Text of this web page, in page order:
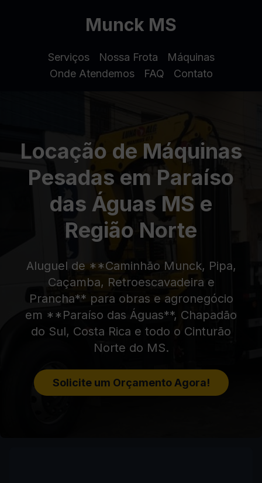
Munck MS
Serviços Nossa Frota
Máquinas
Onde Atendemos
FAQ Contato
Locação de Máquinas
Pesadas em Paraíso
das Águas MS e
Região Norte
Aluguel de **Caminhão Munck, Pipa,
Caçamba, Retroescavadeira e
Prancha** para obras e agronegócio
em **Paraíso das Águas**, Chapadão
do Sul, Costa Rica e todo o Cinturão
Norte do MS.
Solicite um Orçamento Agora!